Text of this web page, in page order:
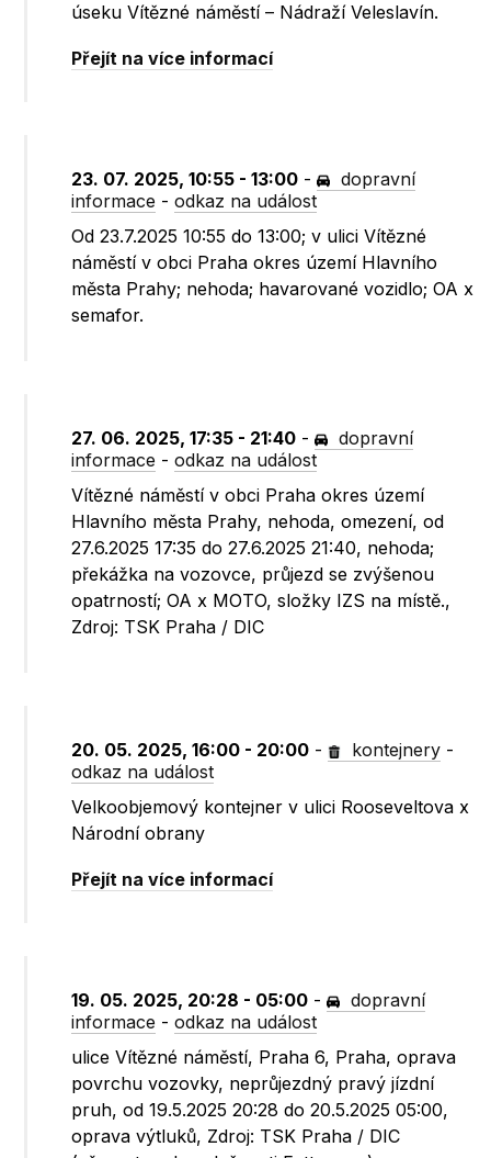
úseku Vítězné náměstí – Nádraží Veleslavín.
Přejít na více informací
23. 07. 2025, 10:55 - 13:00 -
dopravní
informace -odkaz na událost
Od 23.7.2025 10:55 do 13:00; v ulici Vítězné
náměstí v obci Praha okres území Hlavního
města Prahy; nehoda; havarované vozidlo; OA x
semafor.
27. 06. 2025, 17:35 - 21:40 -
dopravní
informace -odkaz na událost
Vítězné náměstí v obci Praha okres území
Hlavního města Prahy, nehoda, omezení, od
27.6.2025 17:35 do 27.6.2025 21:40, nehoda;
překážka na vozovce, průjezd se zvýšenou
opatrností; OA x MOTO, složky IZS na místě.,
Zdroj: TSK Praha / DIC
20. 05. 2025, 16:00 - 20:00 - kontejnery -
odkaz na událost
Velkoobjemový kontejner v ulici Rooseveltova x
Národní obrany
Přejít na více informací
19. 05. 2025, 20:28 - 05:00 -
dopravní
informace -odkaz na událost
ulice Vítězné náměstí, Praha 6, Praha, oprava
povrchu vozovky, neprůjezdný pravý jízdní
pruh, od 19.5.2025 20:28 do 20.5.2025 05:00,
oprava výtluků, Zdroj: TSK Praha / DIC